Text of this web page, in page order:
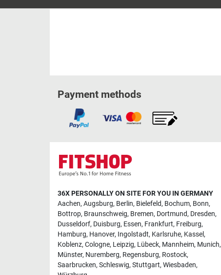
Payment methods
36X PERSONALLY ON SITE FOR YOU IN GERMANY
Aachen, Augsburg, Berlin, Bielefeld, Bochum, Bonn,
Bottrop, Braunschweig, Bremen, Dortmund, Dresden,
Dusseldorf, Duisburg, Essen, Frankfurt, Freiburg,
Hamburg, Hanover, Ingolstadt, Karlsruhe, Kassel,
Koblenz, Cologne, Leipzig, Lübeck, Mannheim, Munich,
Münster, Nuremberg, Regensburg, Rostock,
Saarbrucken, Schleswig, Stuttgart, Wiesbaden,